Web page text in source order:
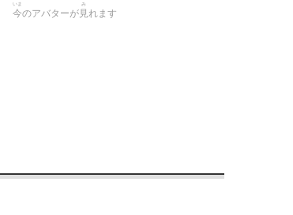
今
いま
のアバターが見
み
れます